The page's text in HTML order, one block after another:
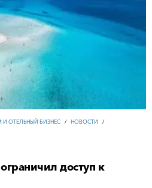
И ОТЕЛЬНЫЙ БИЗНЕС / НОВОСТИ /
доступ к